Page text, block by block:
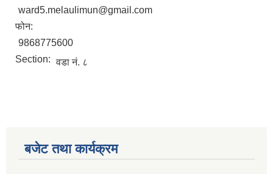
ward5.melaulimun@gmail.com
फोन:
9868775600
Section: वडा नं. ८
बजेट तथा कार्यक्रम